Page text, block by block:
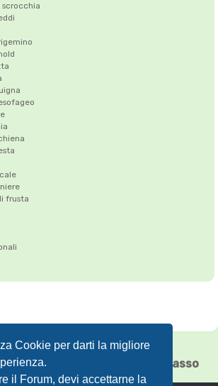
Cookie per darti la migliore
il Forum, devi accettarne la
frusta
dell'Atlante• Emicrania
•Vertigini Floating Chiasso